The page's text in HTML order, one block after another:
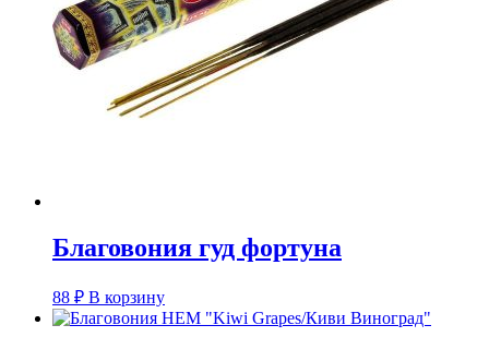
Благовония гуд фортуна
88 ₽ В корзину